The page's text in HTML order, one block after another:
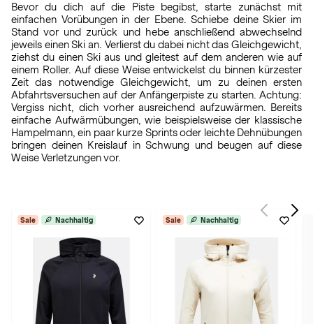
Bevor du dich auf die Piste begibst, starte zunächst mit
einfachen Vorübungen in der Ebene. Schiebe deine Skier im
Stand vor und zurück und hebe anschließend abwechselnd
jeweils einen Ski an. Verlierst du dabei nicht das Gleichgewicht,
ziehst du einen Ski aus und gleitest auf dem anderen wie auf
einem Roller. Auf diese Weise entwickelst du binnen kürzester
Zeit das notwendige Gleichgewicht, um zu deinen ersten
Abfahrtsversuchen auf der Anfängerpiste zu starten. Achtung:
Vergiss nicht, dich vorher ausreichend aufzuwärmen. Bereits
einfache Aufwärmübungen, wie beispielsweise der klassische
Hampelmann, ein paar kurze Sprints oder leichte Dehnübungen
bringen deinen Kreislauf in Schwung und beugen auf diese
Weise Verletzungen vor.
Sale Nachhaltig Sale Nachhaltig